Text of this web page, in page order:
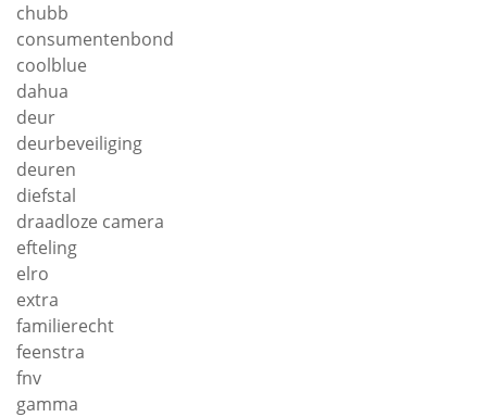
chubb
consumentenbond
coolblue
dahua
deur
deurbeveiliging
deuren
diefstal
draadloze camera
efteling
elro
extra
familierecht
feenstra
fnv
gamma